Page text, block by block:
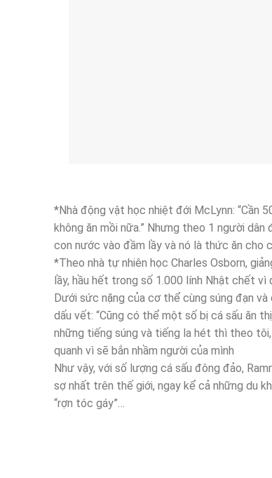
*Nhà động vật học nhiệt đới McLynn: “Cần
không ăn mồi nữa.” Nhưng theo 1 người
con nước vào đầm lầy và nó là thức ăn cho
*Theo nhà tự nhiên học Charles Osborn,
lầy, hầu hết trong số 1.000 lính Nhật chết vì
Dưới sức nặng của cơ thể cùng súng đạn
dấu vết: “Cũng có thể một số bị cá sấu ăn
những tiếng súng và tiếng la hét thì theo
quanh vì sẽ bắn nhầm người của mình
Như vậy, với số lượng cá sấu đông đảo,
sợ nhất trên thế giới, ngay kể cả những du
“rợn tóc gáy”…